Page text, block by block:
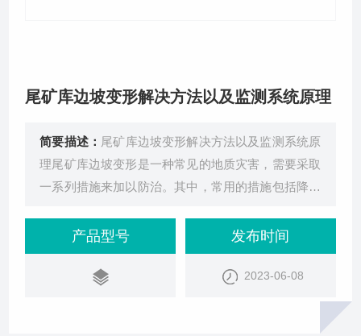
尾矿库边坡变形解决方法以及监测系统原理
简要描述： 尾矿库边坡变形解决方法以及监测系统原
理尾矿库边坡变形是一种常见的地质灾害，需要采取
一系列措施来加以防治。其中，常用的措施包括降低
长沉积滩、将库内水位从坝顶向后推移等。这些措施
有助于降低边坡变形的风险，确保尾矿库的安全运
行。解决尾矿库边坡变形的方法有：降低库水位：选
择合理的排放水方式，调控溢水高度，加长沉积滩，
产品型号 发布时间
2023-06-08